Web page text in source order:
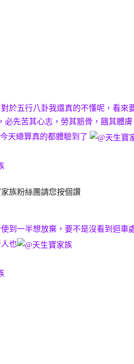
於五行八卦我還真的不懂呢，看來
先苦其心志，勞其筋骨，餓其體
天總算真的都體驗到了
族粉絲團請您按個讚
到一半想放棄，要不是沒看到迴車
也